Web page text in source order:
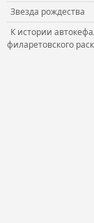
Звезда рождества
К истории
филаретовского